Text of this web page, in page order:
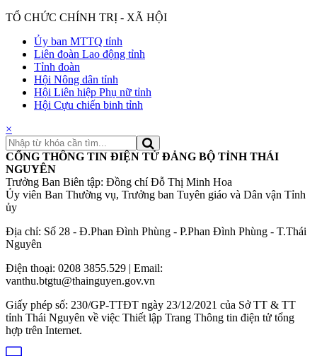
TỔ CHỨC CHÍNH TRỊ - XÃ HỘI
Ủy ban MTTQ tỉnh
Liên đoàn Lao động tỉnh
Tỉnh đoàn
Hội Nông dân tỉnh
Hội Liên hiệp Phụ nữ tỉnh
Hội Cựu chiến binh tỉnh
×
CỔNG THÔNG TIN ĐIỆN TỬ ĐẢNG BỘ TỈNH THÁI
NGUYÊN
Trưởng Ban Biên tập: Đồng chí Đỗ Thị Minh Hoa
Ủy viên Ban Thường vụ, Trưởng ban Tuyên giáo và Dân vận Tỉnh
ủy
Địa chỉ: Số 28 - Đ.Phan Đình Phùng - P.Phan Đình Phùng - T.Thái
Nguyên
Điện thoại: 0208 3855.529 | Email:
vanthu.btgtu@thainguyen.gov.vn
Giấy phép số: 230/GP-TTĐT ngày 23/12/2021 của Sở TT & TT
tỉnh Thái Nguyên về việc Thiết lập Trang Thông tin điện tử tổng
hợp trên Internet.